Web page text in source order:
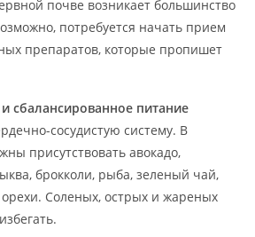
почве возникает большинство
потребуется начать прием
препаратов, которые пропишет
сбалансированное питание
сосудистую систему. В
присутствовать авокадо,
брокколи, рыба, зеленый чай,
Соленых, острых и жареных